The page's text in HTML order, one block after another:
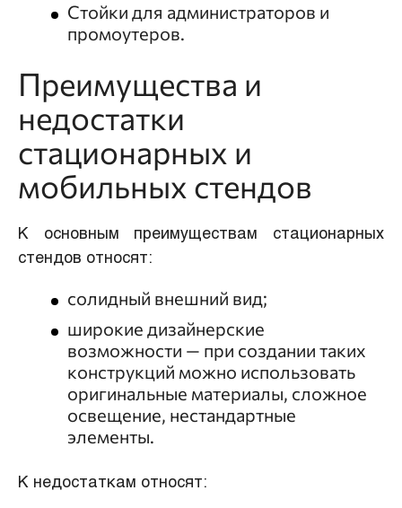
Стойки для администраторов и
промоутеров.
Преимущества и
недостатки
стационарных и
мобильных стендов
К основным преимуществам стационарных
стендов относят:
солидный внешний вид;
широкие дизайнерские
возможности — при создании таких
конструкций можно использовать
оригинальные материалы, сложное
освещение, нестандартные
элементы.
К недостаткам относят: